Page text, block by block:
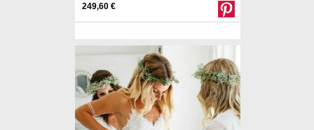
249,60 €